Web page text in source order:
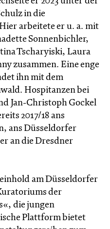
in die
arbeitete er u. a. mit
Sonnenbichler,
Tscharyiski, Laura
zusammen. Eine enge
ihn mit dem
Hospitanzen bei
Jan-Christoph Gockel
2017/18 ans
ans Düsseldorfer
an die Dresdner
am Düsseldorfer
der
die jungen
Plattform bietet